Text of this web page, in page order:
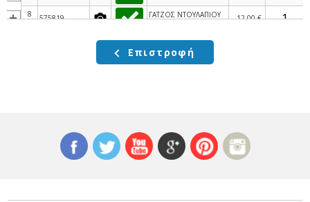
8 575819 ΓΑΤΖΟΣ ΝΤΟΥΛΑΠΙΟΥ
Χ9-GT-Χ8-FLY-LIB 12,00 €
ΒΙΔΑ 4,2X13
i ΚΑΠΑΚΙ ΕΣ ΠΟΔΙΑΣ
Επιστροφή